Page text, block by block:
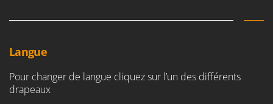
Langue
Pour changer de langue cliquez sur l’un des différents
drapeaux